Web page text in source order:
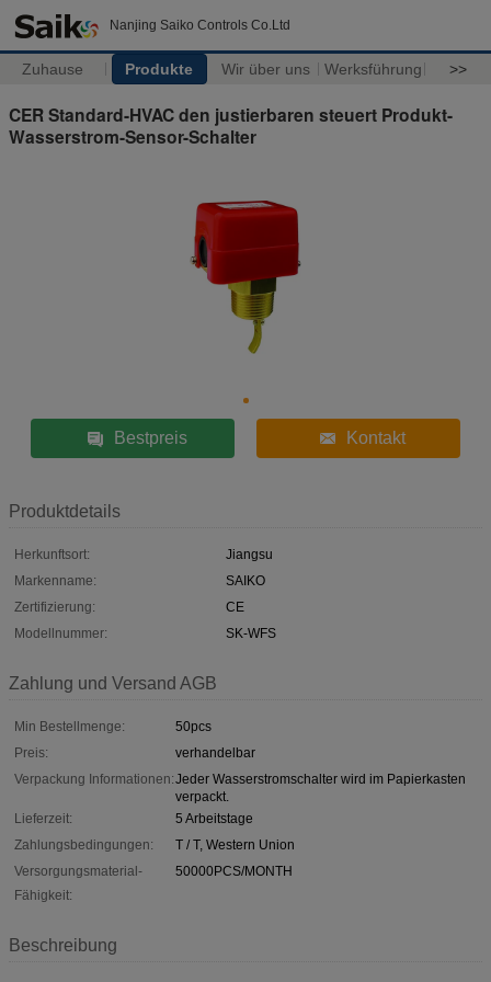
Nanjing Saiko Controls Co.Ltd
Zuhause Produkte Wir über uns Werksführung >>
CER Standard-HVAC den justierbaren steuert Produkt-
Wasserstrom-Sensor-Schalter
Bestpreis Kontakt
Produktdetails
Herkunftsort:
Jiangsu
Markenname:
SAIKO
Zertifizierung:
CE
Modellnummer:
SK-WFS
Zahlung und Versand AGB
Min Bestellmenge:
50pcs
Preis:
verhandelbar
Verpackung Informationen:Jeder Wasserstromschalter wird im Papierkasten
verpackt.
Lieferzeit:
5 Arbeitstage
Zahlungsbedingungen:
T / T, Western Union
Versorgungsmaterial-
Fähigkeit:
50000PCS/MONTH
Beschreibung